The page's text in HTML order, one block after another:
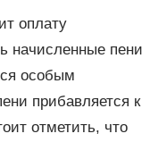
оплату
начисленные пени
особым
прибавляется к
отметить, что